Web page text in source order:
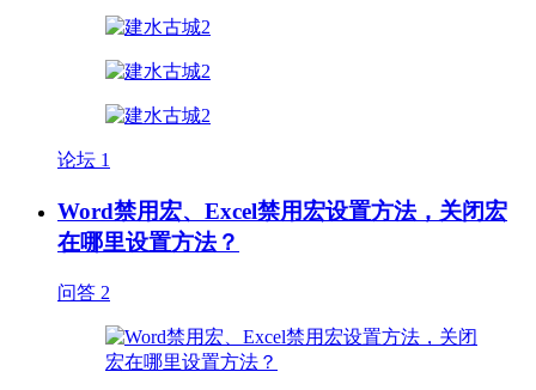
论坛 1
Word禁用宏、Excel禁用宏设置方法，关闭宏
在哪里设置方法？
问答 2